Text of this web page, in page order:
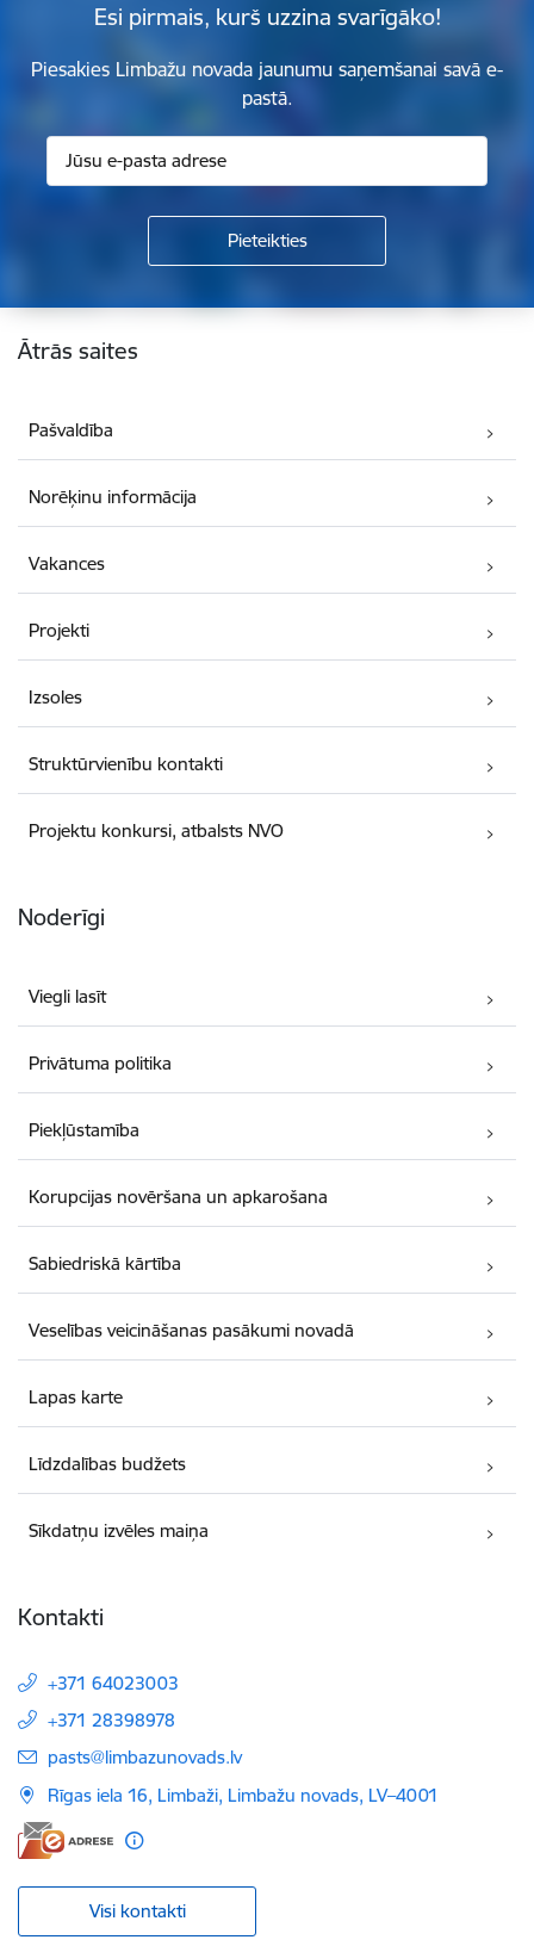
Esi pirmais, kurš uzzina svarīgāko!
Piesakies Limbažu novada jaunumu saņemšanai savā e-
pastā.
Kājene
Ātrās saites
Pašvaldība
Norēķinu informācija
Vakances
Projekti
Izsoles
Struktūrvienību kontakti
Projektu konkursi, atbalsts NVO
Noderīgi
Viegli lasīt
Privātuma politika
Piekļūstamība
Korupcijas novēršana un apkarošana
Sabiedriskā kārtība
Veselības veicināšanas pasākumi novadā
Lapas karte
Līdzdalības budžets
Sīkdatņu izvēles maiņa
Kontakti
+371 64023003
+371 28398978
E-pasts:
pasts@limbazunovads.lv
Rīgas iela 16, Limbaži, Limbažu novads, LV–4001
Visi kontakti